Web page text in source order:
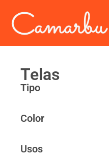
Telas
Tipo
Color
Usos